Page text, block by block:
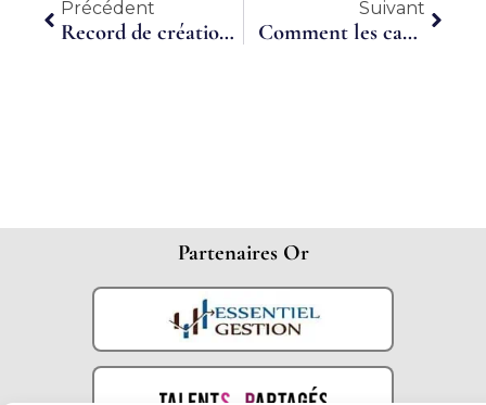
Précédent
Précédent
Record de création de groupements
Suivant
Comment les cadres vivent leur vie sans CDI
Partenaires Or